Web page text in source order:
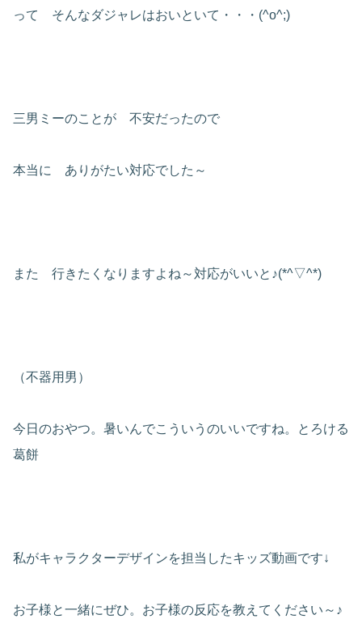
って そんなダジャレはおいといて・・・(^o^;)
三男ミーのことが 不安だったので
本当に ありがたい対応でした～
また 行きたくなりますよね～対応がいいと♪(*^▽^*)
（不器用男）
今日のおやつ。暑いんでこういうのいいですね。とろける
葛餅
私がキャラクターデザインを担当したキッズ動画です↓
お子様と一緒にぜひ。お子様の反応を教えてください～♪